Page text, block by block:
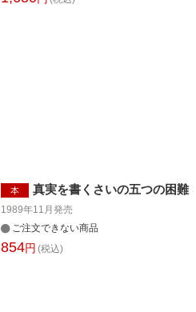
本 真実を書くさいの五つの困難
1989年11月発売
ご注文できない商品
854円 (税込)